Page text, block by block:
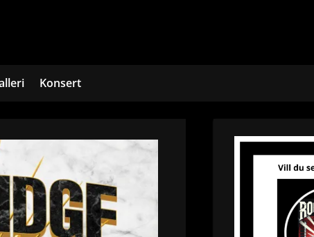
Konsert